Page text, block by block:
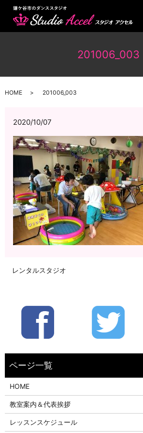
201006_003
HOME 201006_003
2020/10/07
レンタルスタジオ
HOME
教室案内＆代表挨拶
レッスンスケジュール